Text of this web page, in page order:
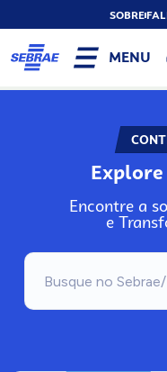
SOBRE
MENU
Explore
Encontre a
e